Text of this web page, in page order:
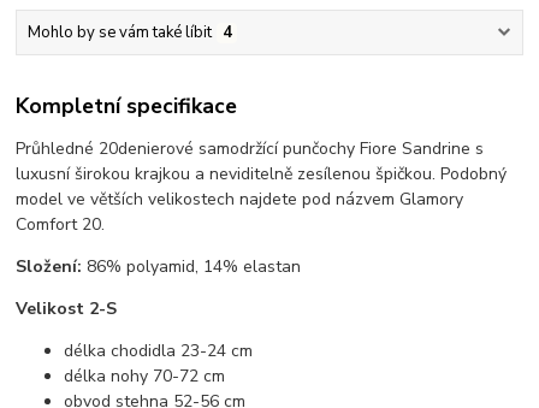
Mohlo by se vám také líbit 4
Kompletní specifikace
Průhledné 20denierové samodržící punčochy Fiore Sandrine s
luxusní širokou krajkou a neviditelně zesílenou špičkou. Podobný
model ve větších velikostech najdete pod názvem Glamory
Comfort 20.
Složení: 86% polyamid, 14% elastan
Velikost 2-S
délka chodidla 23-24 cm
délka nohy 70-72 cm
obvod stehna 52-56 cm